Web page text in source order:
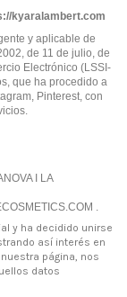
kyaralambert.com
y aplicable de
de 11 de julio, de
Electrónico (LSSI-
que ha procedido a
Pinterest, con
I LA
.
y ha decidido unirse
así interés en
página, nos
datos